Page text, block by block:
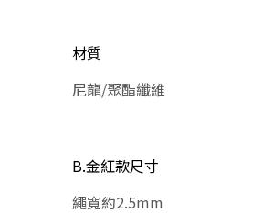
材質
尼龍/聚酯纖維
B.金紅款尺寸
繩寬約2.5mm